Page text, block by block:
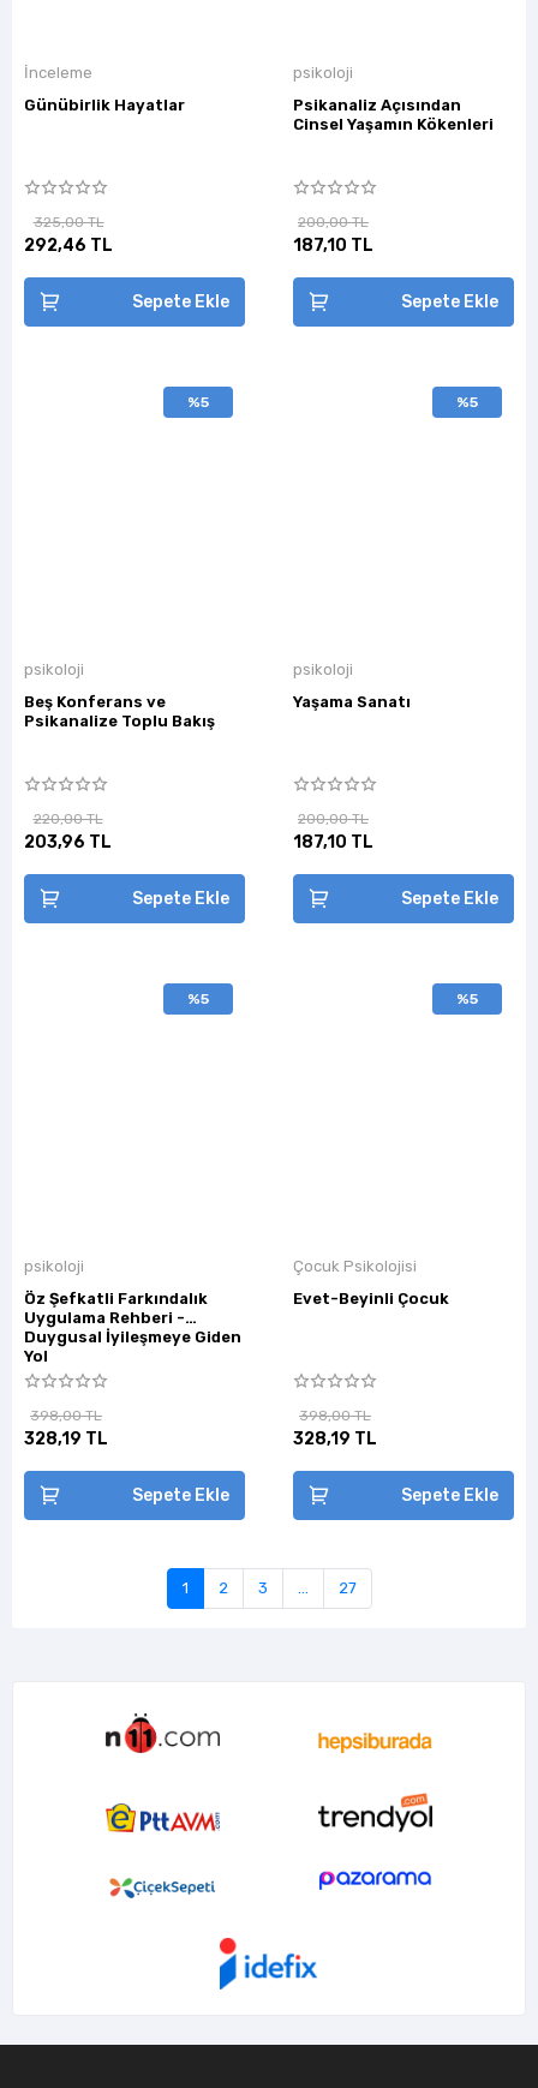
İnceleme
Günübirlik Hayatlar
325,00 TL
292,46 TL
Sepete Ekle
psikoloji
Psikanaliz Açısından
Cinsel Yaşamın Kökenleri
200,00 TL
187,10 TL
Sepete Ekle
%5
psikoloji
Beş Konferans ve
Psikanalize Toplu Bakış
220,00 TL
203,96 TL
Sepete Ekle
%5
psikoloji
Yaşama Sanatı
200,00 TL
187,10 TL
Sepete Ekle
%5
psikoloji
Öz Şefkatli Farkındalık
Uygulama Rehberi -
Duygusal İyileşmeye Giden
Yol
398,00 TL
328,19 TL
Sepete Ekle
%5
Çocuk Psikolojisi
Evet-Beyinli Çocuk
398,00 TL
328,19 TL
Sepete Ekle
1 2 3 ... 27